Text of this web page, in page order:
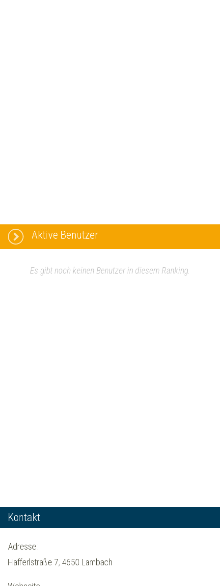
Aktive Benutzer
Es gibt noch keinen Benutzer in diesem Ranking.
Kontakt
Adresse:
Hafferlstraße 7, 4650 Lambach